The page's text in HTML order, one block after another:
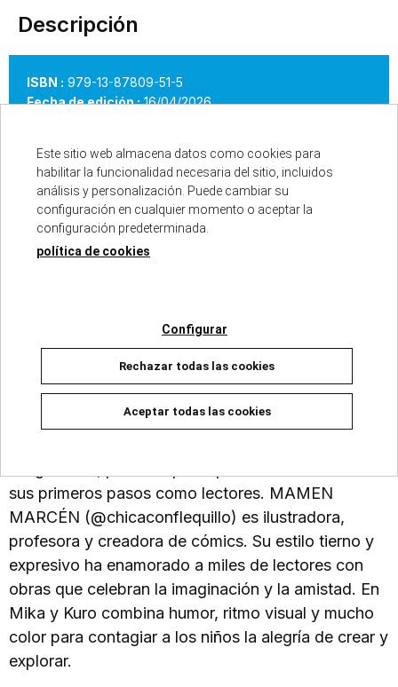
Descripción
ISBN : 979-13-87809-51-5
Fecha de edición : 16/04/2026
Colección : MIKA Y KURO
Mapaches pintores para primeros lectores! Un
ocurriera? Mika y Kuro viven con su abuela Clotilde,
una artista que ha perdido la inspiración.Cuando la
abuela se va de viaje, encuentran un pincel
misterioso que hace realidad todo lo que dibujan. Y
la que lían no tiene nombre!Un cómic lleno de
sus primeros pasos como lectores. MAMEN
MARCÉN (@chicaconflequillo) es ilustradora,
profesora y creadora de cómics. Su estilo tierno y
expresivo ha enamorado a miles de lectores con
obras que celebran la imaginación y la amistad. En
Mika y Kuro combina humor, ritmo visual y mucho
color para contagiar a los niños la alegría de crear y
explorar.
Este sitio web almacena datos como cookies para
habilitar la funcionalidad necesaria del sitio, incluidos
análisis y personalización. Puede cambiar su
configuración en cualquier momento o aceptar la
configuración predeterminada.
política de cookies
Configurar
Rechazar todas las cookies
Aceptar todas las cookies